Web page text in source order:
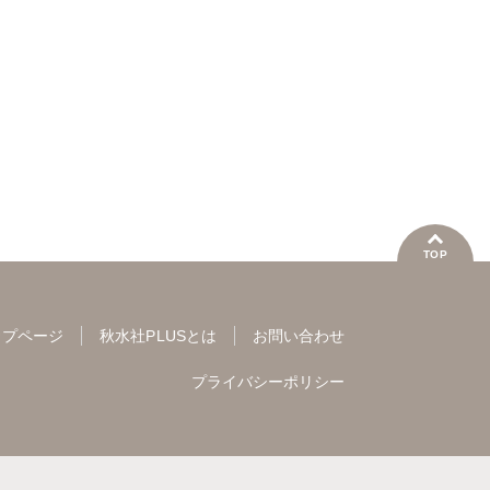
TOP
プページ 秋水社PLUSとは お問い合わせ
プライバシーポリシー